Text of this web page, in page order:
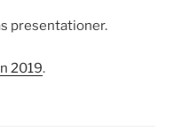
presentationer.
2019.